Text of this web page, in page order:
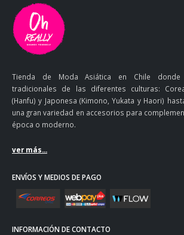
Tienda de Moda Asiática en Chile donde
tradicionales de las diferentes culturas:
(Hanfu) y Japonesa (Kimono, Yukata y Haori)
una gran variedad en accesorios para
época o moderno.
ver más...
ENVÍOS Y MEDIOS DE PAGO
INFORMACIÓN DE CONTACTO